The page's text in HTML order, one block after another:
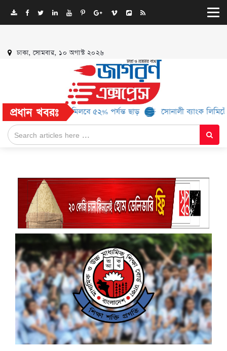
ঢাকা, সোমবার, ১০ অগাস্ট ২০২৬
প্রধান খবরঃ
১৬ ব্র্যান্ড, মিলবে ৫২% পর্যন্ত ছাড় সোনালী ব্যাংক লিমিটেড-এর